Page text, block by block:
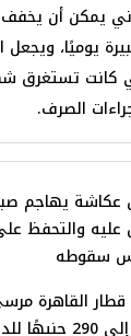
يمكن أن
يوميًا، ويجعل
كانت تستغرق
الصرف.
عكاشة يهاجم
عليه والتحفظ
سقوطه
الثالثة